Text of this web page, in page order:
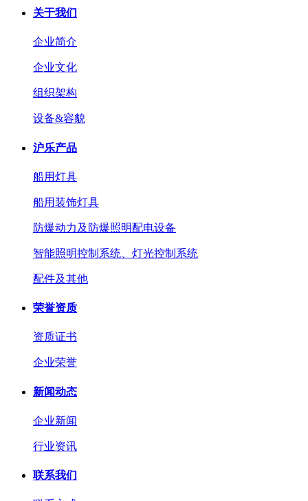
关于我们
企业简介
企业文化
组织架构
设备&容貌
沪乐产品
船用灯具
船用装饰灯具
防爆动力及防爆照明配电设备
智能照明控制系统、灯光控制系统
配件及其他
荣誉资质
资质证书
企业荣誉
新闻动态
企业新闻
行业资讯
联系我们